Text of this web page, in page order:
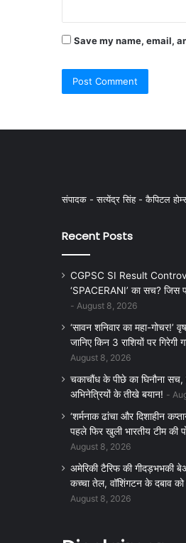
Save my name, email,
संपादक - सत्येंद्र सिंह - कैपिटल
Recent Posts
CGPSC SI Result
‘SPACERANI’ का सच? जिस
August 8, 2026
‘सावन शनिवार का महा-
जानिए किन 3 राशियों पर
August 8, 2026
चकाचौंध के पीछे का घिनौना सच,
अभिनेत्रियों के तीखे बयान!
‘शर्मनाक ढांचा और दिशाहीन
पहले फिर खुली भारतीय टीम की
August 8, 2026
अमेरिकी टैरिफ की गीदड़भभकी
कच्चा तेल, वॉशिंगटन के दबाव
August 8, 2026